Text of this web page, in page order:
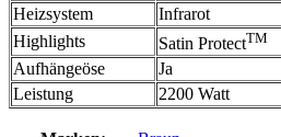
Heizsystem
Infrarot
Highlights
Satin ProtectTM
Aufhängeöse
Ja
Leistung
2200 Watt